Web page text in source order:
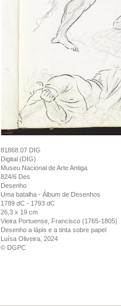
81868.07 DIG
Digital (DIG)
Museu Nacional de Arte Antiga
824/6 Des
Desenho
Uma batalha - Álbum de Desenhos
1789 dC - 1793 dC
26,3 x 19 cm
Vieira Portuense, Francisco (1765-1805)
Desenho a lápis e a tinta sobre papel
Luísa Oliveira, 2024
© DGPC